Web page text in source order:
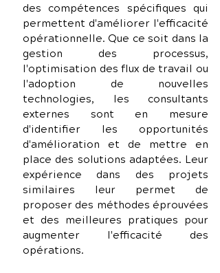
des compétences spécifiques qui
permettent d'améliorer l'efficacité
opérationnelle. Que ce soit dans la
gestion des processus,
l'optimisation des flux de travail ou
l'adoption de nouvelles
technologies, les consultants
externes sont en mesure
d'identifier les opportunités
d'amélioration et de mettre en
place des solutions adaptées. Leur
expérience dans des projets
similaires leur permet de
proposer des méthodes éprouvées
et des meilleures pratiques pour
augmenter l'efficacité des
opérations.